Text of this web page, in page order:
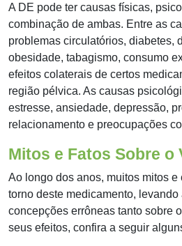
A DE pode ter causas físicas,
combinação de ambas. Entre as
problemas circulatórios, diabetes,
obesidade, tabagismo, consumo
efeitos colaterais de certos
região pélvica. As causas
estresse, ansiedade, depressão,
relacionamento e preocupações
Mitos e Fatos Sobre o
Ao longo dos anos, muitos mitos
torno deste medicamento, levando
concepções errôneas tanto sobre
seus efeitos, confira a seguir